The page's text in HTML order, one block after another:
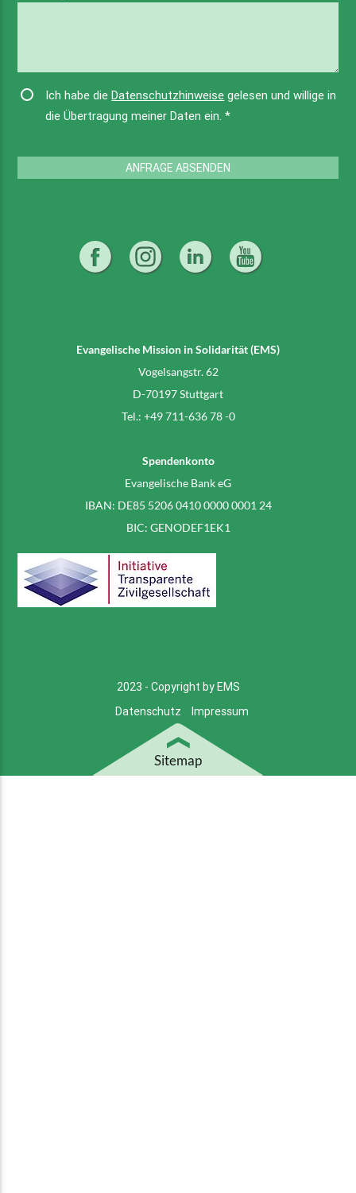
Ich habe dieDatenschutzhinweise gelesen und willige in
die Übertragung meiner Daten ein.*
ANFRAGE ABSENDEN
Evangelische Mission in Solidarität (EMS)
Vogelsangstr. 62
D-70197 Stuttgart
Tel.: +49 711-636 78 -0
Spendenkonto
Evangelische Bank eG
IBAN: DE85 5206 0410 0000 0001 24
BIC: GENODEF1EK1
2023 - Copyright by EMS
Datenschutz
Impressum
Sitemap